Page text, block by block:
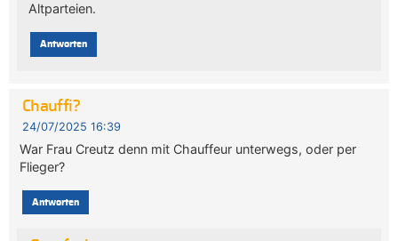
Altparteien.
Antworten
Chauffi?
24/07/2025 16:39
War Frau Creutz denn mit Chauffeur unterwegs, oder per
Flieger?
Antworten